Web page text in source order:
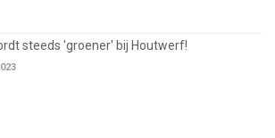
steeds 'groener' bij Houtwerf!